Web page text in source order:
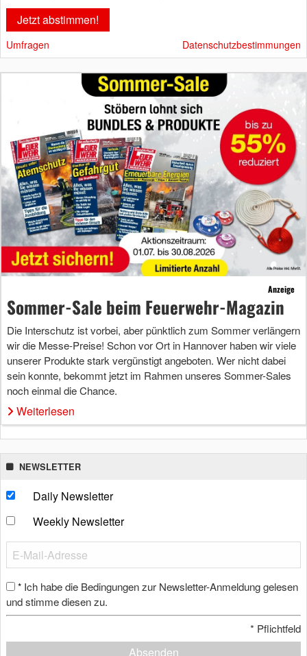
Umfragen Datenschutzbestimmungen
Anzeige
Sommer-Sale beim Feuerwehr-Magazin
Die Interschutz ist vorbei, aber pünktlich zum Sommer verlängern
wir die Messe-Preise! Schon vor Ort in Hannover haben wir viele
unserer Produkte stark vergünstigt angeboten. Wer nicht dabei
sein konnte, bekommt jetzt im Rahmen unseres Sommer-Sales
noch einmal die Chance.
Weiterlesen
NEWSLETTER
Daily Newsletter
Weekly Newsletter
* Ich habe die Bedingungen zur Newsletter-Anmeldung gelesen
und stimme diesen zu.
* Pflichtfeld
Absenden